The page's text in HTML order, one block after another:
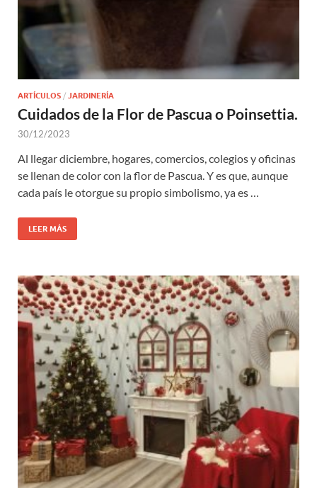
ARTÍCULOS / JARDINERÍA
Cuidados de la Flor de Pascua o Poinsettia.
30/12/2023
Al llegar diciembre, hogares, comercios, colegios y oficinas
se llenan de color con la flor de Pascua. Y es que, aunque
cada país le otorgue su propio simbolismo, ya es …
LEER MÁS